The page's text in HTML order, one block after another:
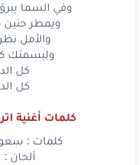
يا
واللهما
يا
ويالعقل
وفي السما
ويمطر
والأمل
ولبسمتك
كل
كل
كلمات أغنية
كلمات :
ألحان